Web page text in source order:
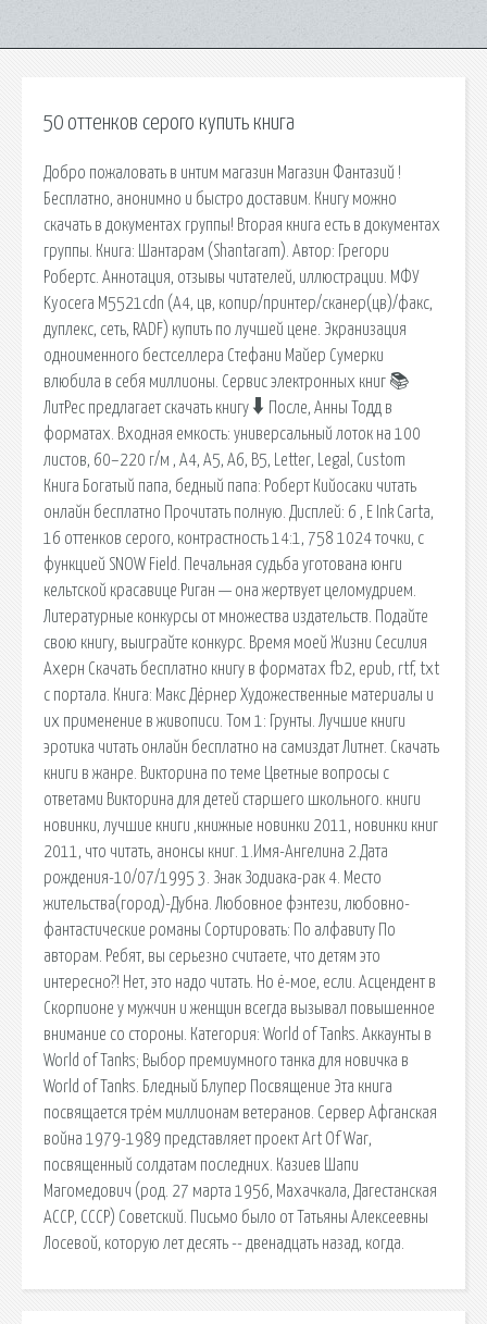
50 оттенков серого купить книга
Добро пожаловать в интим магазин Магазин Фантазий !
Бесплатно, анонимно и быстро доставим. Книгу можно
скачать в документах группы! Вторая книга есть в документах
группы. Книга: Шантарам (Shantaram). Автор: Грегори
Робертс. Аннотация, отзывы читателей, иллюстрации. МФУ
Kyocera M5521cdn (А4, цв, копир/принтер/сканер(цв)/факс,
дуплекс, сеть, RADF) купить по лучшей цене. Экранизация
одноименного бестселлера Стефани Майер Сумерки
влюбила в себя миллионы. Сервис электронных книг 📚
ЛитРес предлагает скачать книгу 🠳 После, Анны Тодд в
форматах. Входная емкость: универсальный лоток на 100
листов, 60–220 г/м , A4, A5, A6, B5, Letter, Legal, Custom
Книга Богатый папа, бедный папа: Роберт Кийосаки читать
онлайн бесплатно Прочитать полную. Дисплей: 6 , E Ink Carta,
16 оттенков серого, контрастность 14:1, 758 1024 точки, с
функцией SNOW Field. Печальная судьба уготована юнги
кельтской красавице Риган — она жертвует целомудрием.
Литературные конкурсы от множества издательств. Подайте
свою книгу, выиграйте конкурс. Время моей Жизни Сесилия
Ахерн Скачать бесплатно книгу в форматах fb2, epub, rtf, txt
с портала. Книга: Макс Дёрнер Художественные материалы и
их применение в живописи. Том 1: Грунты. Лучшие книги
эротика читать онлайн бесплатно на самиздат Литнет. Скачать
книги в жанре. Викторина по теме Цветные вопросы с
ответами Викторина для детей старшего школьного. книги
новинки, лучшие книги ,книжные новинки 2011, новинки книг
2011, что читать, анонсы книг. 1.Имя-Ангелина 2.Дата
рождения-10/07/1995 3. Знак Зодиака-рак 4. Место
жительства(город)-Дубна. Любовное фэнтези, любовно-
фантастические романы Сортировать: По алфавиту По
авторам. Ребят, вы серьезно считаете, что детям это
интересно?! Нет, это надо читать. Но ё-мое, если. Асцендент в
Скорпионе у мужчин и женщин всегда вызывал повышенное
внимание со стороны. Категория: World of Tanks. Аккаунты в
World of Tanks; Выбор премиумного танка для новичка в
World of Tanks. Бледный Блупер Посвящение Эта книга
посвящается трём миллионам ветеранов. Сервер Афганская
война 1979-1989 представляет проект Art Of War,
посвященный солдатам последних. Казиев Шапи
Магомедович (род. 27 марта 1956, Махачкала, Дагестанская
АССР, СССР) Советский. Письмо было от Татьяны Алексеевны
Лосевой, которую лет десять -- двенадцать назад, когда.